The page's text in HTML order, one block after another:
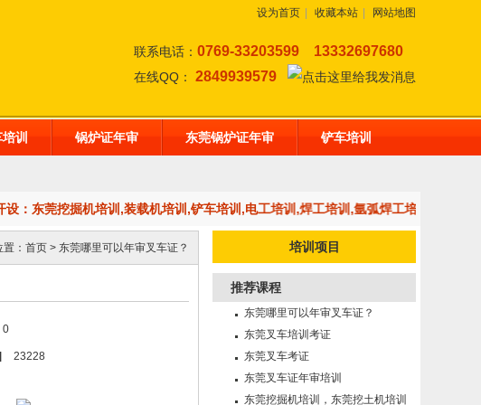
设为首页 收藏本站 网站地图
联系电话： 0769-33203599 13332697680
在线QQ： 2849939579
训 锅炉证年审 东莞锅炉证年审 铲车培训
东莞挖掘机培训,装载机培训,铲车培训,电工培训,焊工培训,氩弧焊工培训，二氧
： 首页 > 东莞哪里可以年审叉车证？
0
23228
培训项目
推荐课程
东莞哪里可以年审叉车证？
东莞叉车培训考证
东莞叉车考证
东莞叉车证年审培训
东莞挖掘机培训，东莞挖土机培训